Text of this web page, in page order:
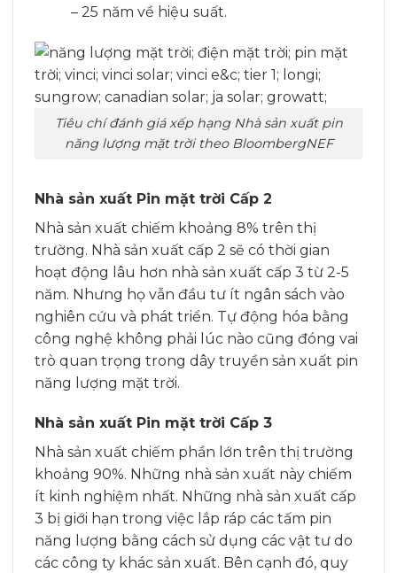
– 25 năm về hiệu suất.
Tiêu chí đánh giá xếp hạng Nhà sản xuất pin
năng lượng mặt trời theo BloombergNEF
Nhà sản xuất Pin mặt trời Cấp 2
Nhà sản xuất chiếm khoảng 8% trên thị
trường. Nhà sản xuất cấp 2 sẽ có thời gian
hoạt động lâu hơn nhà sản xuất cấp 3 từ 2-5
năm. Nhưng họ vẫn đầu tư ít ngân sách vào
nghiên cứu và phát triển. Tự động hóa bằng
công nghệ không phải lúc nào cũng đóng vai
trò quan trọng trong dây truyền sản xuất pin
năng lượng mặt trời.
Nhà sản xuất Pin mặt trời Cấp 3
Nhà sản xuất chiếm phần lớn trên thị trường
khoảng 90%. Những nhà sản xuất này chiếm
ít kinh nghiệm nhất. Những nhà sản xuất cấp
3 bị giới hạn trong việc lắp ráp các tấm pin
năng lượng bằng cách sử dụng các vật tư do
các công ty khác sản xuất. Bên cạnh đó, quy